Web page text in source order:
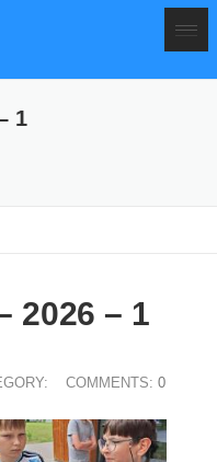
1
2026 – 1
COMMENTS: 0